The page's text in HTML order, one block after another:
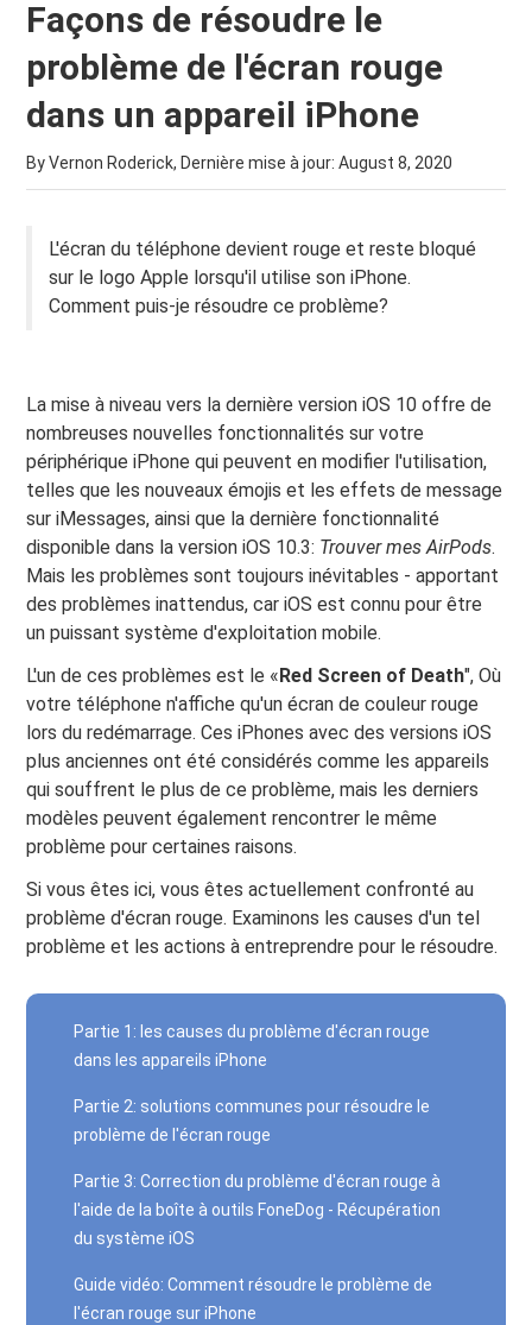
Façons de résoudre le
problème de l'écran rouge
dans un appareil iPhone
By Vernon Roderick, Dernière mise à jour:August 8, 2020
L'écran du téléphone devient rouge et reste bloqué
sur le logo Apple lorsqu'il utilise son iPhone.
Comment puis-je résoudre ce problème?
La mise à niveau vers la dernière version iOS 10 offre de
nombreuses nouvelles fonctionnalités sur votre
périphérique iPhone qui peuvent en modifier l'utilisation,
telles que les nouveaux émojis et les effets de message
sur iMessages, ainsi que la dernière fonctionnalité
disponible dans la version iOS 10.3: Trouver mes AirPods.
Mais les problèmes sont toujours inévitables - apportant
des problèmes inattendus, car iOS est connu pour être
un puissant système d'exploitation mobile.
L'un de ces problèmes est le «Red Screen of Death", Où
votre téléphone n'affiche qu'un écran de couleur rouge
lors du redémarrage. Ces iPhones avec des versions iOS
plus anciennes ont été considérés comme les appareils
qui souffrent le plus de ce problème, mais les derniers
modèles peuvent également rencontrer le même
problème pour certaines raisons.
Si vous êtes ici, vous êtes actuellement confronté au
problème d'écran rouge. Examinons les causes d'un tel
problème et les actions à entreprendre pour le résoudre.
Partie 1: les causes du problème d'écran rouge
dans les appareils iPhone
Partie 2: solutions communes pour résoudre le
problème de l'écran rouge
Partie 3: Correction du problème d'écran rouge à
l'aide de la boîte à outils FoneDog - Récupération
du système iOS
Guide vidéo: Comment résoudre le problème de
l'écran rouge sur iPhone